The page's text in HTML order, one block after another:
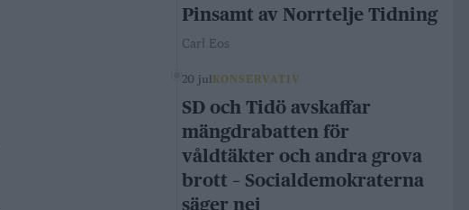
Pinsamt av Norrtelje Tidning
Carl Eos
20 jul KONSERVATIV
SD och Tidö avskaffar
mängdrabatten för
våldtäkter och andra grova
brott – Socialdemokraterna
säger nej